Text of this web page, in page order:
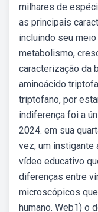
milhares de
as principais
incluindo seu
metabolismo,
caracterização da
aminoácido
triptofano, por
indiferença foi a
2024. em sua
vez, um instigante
vídeo educativo
diferenças entre
microscópicos
humano. Web1) o